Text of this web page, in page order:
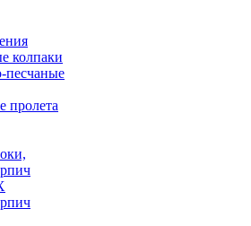
колпаки
песчаные
пролета